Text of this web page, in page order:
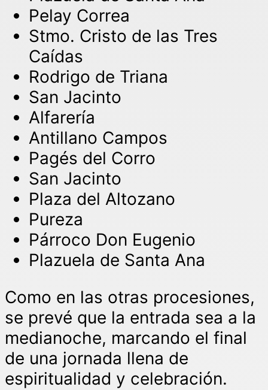
Pelay Correa
Stmo. Cristo de las Tres
Caídas
Rodrigo de Triana
San Jacinto
Alfarería
Antillano Campos
Pagés del Corro
San Jacinto
Plaza del Altozano
Pureza
Párroco Don Eugenio
Plazuela de Santa Ana
Como en las otras procesiones,
se prevé que la entrada sea a la
medianoche, marcando el final
de una jornada llena de
espiritualidad y celebración.